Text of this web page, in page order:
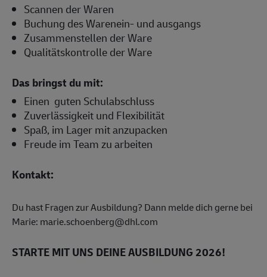
Scannen der Waren
Buchung des Warenein- und ausgangs
Zusammenstellen der Ware
Qualitätskontrolle der Ware
Das bringst du mit:
Einen guten Schulabschluss
Zuverlässigkeit und Flexibilität
Spaß, im Lager mit anzupacken
Freude im Team zu arbeiten
Kontakt:
Du hast Fragen zur Ausbildung? Dann melde dich gerne bei
Marie: marie.schoenberg@dhl.com
STARTE MIT UNS DEINE AUSBILDUNG 2026!